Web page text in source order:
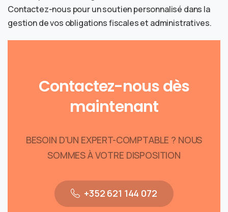
Contactez-nous pour un soutien personnalisé dans la
gestion de vos obligations fiscales et administratives.
Contactez-nousdès
maintenant
BESOIN D'UN EXPERT-COMPTABLE ? NOUS
SOMMES À VOTRE DISPOSITION
+352 621 144 072